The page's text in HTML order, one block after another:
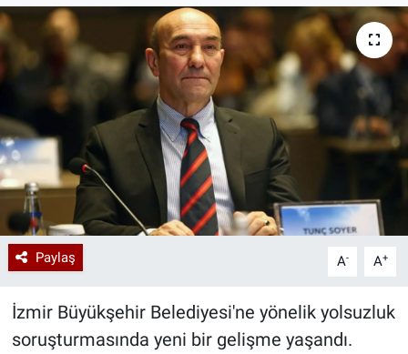
Paylaş A- A+
İzmir Büyükşehir Belediyesi'ne yönelik yolsuzluk
soruşturmasında yeni bir gelişme yaşandı.
Erişim Bilgileri
Sağlık
Teknoloji
Ramazan